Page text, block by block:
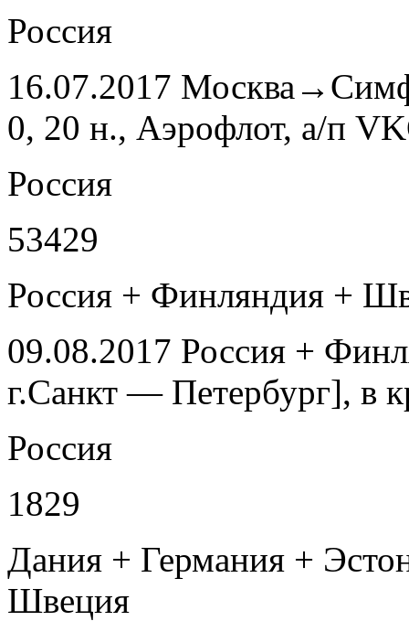
Россия
16.07.2017
0, 20 н., Аэрофлот, а/п
Россия
53429
Россия + Финляндия +
09.08.2017 Россия +
г.Санкт — Петербург], в
Россия
1829
Дания + Германия +
Швеция